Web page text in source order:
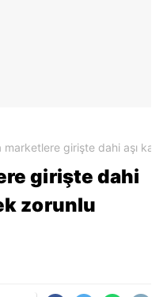
marketlere girişte dahi aşı
girişte dahi
zorunlu